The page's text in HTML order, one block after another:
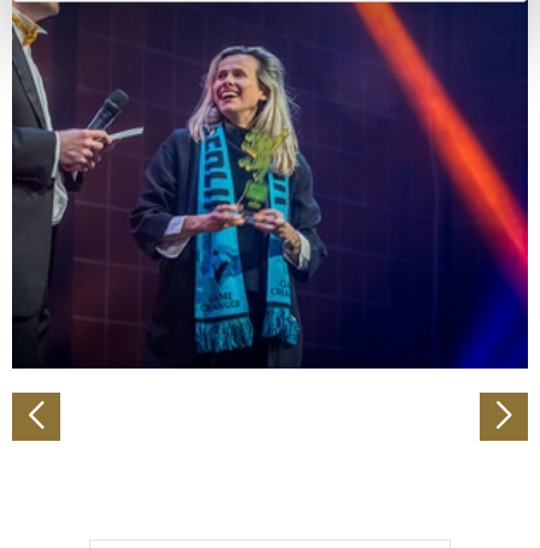
bestimmten Merkmalen (Fingerprinting) identifizieren
Erfahren Sie mehr darüber, wie Ihre persönlichen Daten
verarbeitet werden, und legen Sie Ihre Präferenzen im
Abschnitt Einzelheitenfest.
Wir verwenden Cookies, um Inhalte und Anzeigen zu
personalisieren, Funktionen für soziale Medien anbieten
zu können und die Zugriffe auf unsere Website zu
analysieren. Außerdem geben wir Informationen zu Ihrer
Verwendung unserer Website an unsere Partner für
soziale Medien, Werbung und Analysen weiter. Unsere
Partner führen diese Informationen möglicherweise mit
haben oder die sie im Rahmen Ihrer Nutzung der Dienste
gesammelt haben.